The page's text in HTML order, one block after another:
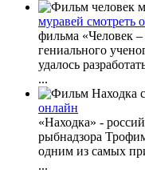
муравей смотреть
фильма «Человек –
гениального
удалось
...
онлайн
«Находка» -
рыбнадзора
одним из самых
...